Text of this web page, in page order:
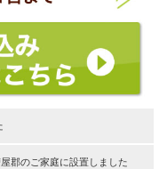
郡のご家庭に設置しました